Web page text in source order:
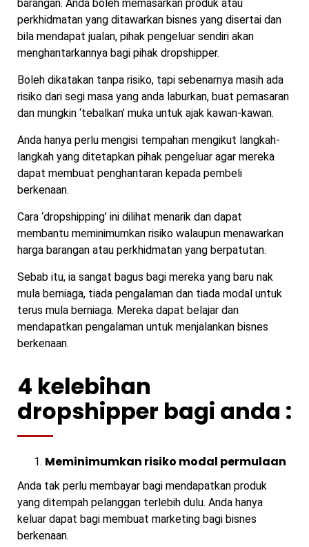
barangan. Anda boleh memasarkan produk atau
perkhidmatan yang ditawarkan bisnes yang disertai dan
bila mendapat jualan, pihak pengeluar sendiri akan
menghantarkannya bagi pihak dropshipper.
Boleh dikatakan tanpa risiko, tapi sebenarnya masih ada
risiko dari segi masa yang anda laburkan, buat pemasaran
dan mungkin ‘tebalkan’ muka untuk ajak kawan-kawan.
Anda hanya perlu mengisi tempahan mengikut langkah-
langkah yang ditetapkan pihak pengeluar agar mereka
dapat membuat penghantaran kepada pembeli
berkenaan.
Cara ‘dropshipping’ ini dilihat menarik dan dapat
membantu meminimumkan risiko walaupun menawarkan
harga barangan atau perkhidmatan yang berpatutan.
Sebab itu, ia sangat bagus bagi mereka yang baru nak
mula berniaga, tiada pengalaman dan tiada modal untuk
terus mula berniaga. Mereka dapat belajar dan
mendapatkan pengalaman untuk menjalankan bisnes
berkenaan.
4 kelebihan
dropshipper bagi anda :
Meminimumkan risiko modal permulaan
Anda tak perlu membayar bagi mendapatkan produk
yang ditempah pelanggan terlebih dulu. Anda hanya
keluar dapat bagi membuat marketing bagi bisnes
berkenaan.